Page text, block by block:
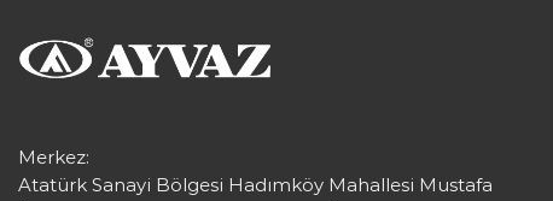
Merkez:
Atatürk Sanayi Bölgesi Hadımköy Mahallesi Mustafa